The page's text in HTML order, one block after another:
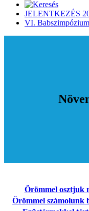
JELENTKEZÉS
VI. Babszimpózium
Örömmel osztjuk
Örömmel számolunk